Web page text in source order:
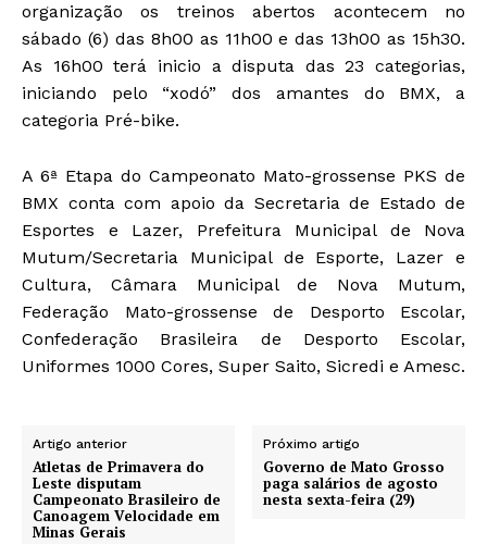
organização os treinos abertos acontecem no
sábado (6) das 8h00 as 11h00 e das 13h00 as 15h30.
As 16h00 terá inicio a disputa das 23 categorias,
iniciando pelo “xodó” dos amantes do BMX, a
categoria Pré-bike.
A 6ª Etapa do Campeonato Mato-grossense PKS de
BMX conta com apoio da Secretaria de Estado de
Esportes e Lazer, Prefeitura Municipal de Nova
Mutum/Secretaria Municipal de Esporte, Lazer e
Cultura, Câmara Municipal de Nova Mutum,
Federação Mato-grossense de Desporto Escolar,
Confederação Brasileira de Desporto Escolar,
Uniformes 1000 Cores, Super Saito, Sicredi e Amesc.
Artigo anterior
Atletas de Primavera do
Leste disputam
Campeonato Brasileiro de
Canoagem Velocidade em
Minas Gerais
Próximo artigo
Governo de Mato Grosso
paga salários de agosto
nesta sexta-feira (29)